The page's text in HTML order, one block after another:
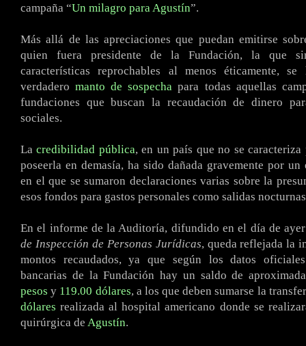
campaña “Un milagro para Agustín”.
Más allá de las apreciaciones que puedan emitirse
quien fuera presidente de la Fundación, la que
características reprochables al menos éticamente,
verdaderomanto de sospecha para todas aquellas
fundaciones que buscan la recaudación de dinero
sociales.
Lacredibilidad pública, en un país que no se caracteriza
poseerla en demasía, ha sido dañada gravemente por
en el que se sumaron declaraciones varias sobre la
esos fondos para gastos personales como salidas
En el informe de la Auditoría, difundido en el día de
de Inspección de Personas Jurídicas, queda reflejada la
montos recaudados, ya que según los datos
bancarias de la Fundación hay un saldo de
pesos y 119.00 dólares, a los que deben sumarse la
dólares realizada al hospital americano donde se
quirúrgica de Agustín.